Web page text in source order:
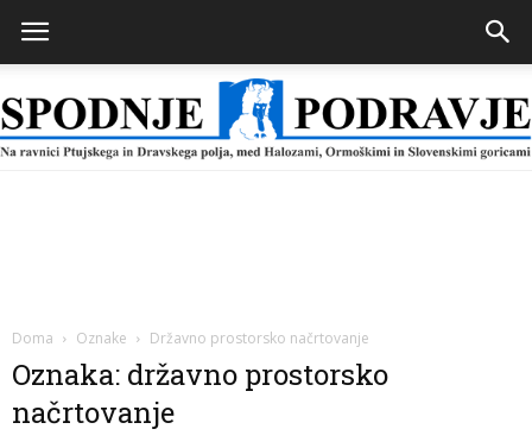
Doma Oznake Državno prostorsko načrtovanje
Oznaka: državno prostorsko
načrtovanje